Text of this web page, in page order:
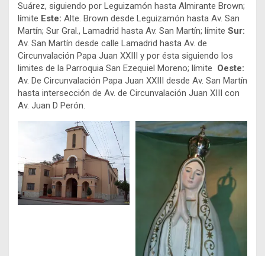
Suárez, siguiendo por Leguizamón hasta Almirante Brown;
límite Este: Alte. Brown desde Leguizamón hasta Av. San
Martín; Sur Gral., Lamadrid hasta Av. San Martín; límite Sur:
Av. San Martín desde calle Lamadrid hasta Av. de
Circunvalación Papa Juan XXIII y por ésta siguiendo los
limites de la Parroquia San Ezequiel Moreno; límite Oeste:
Av. De Circunvalación Papa Juan XXIII desde Av. San Martín
hasta intersección de Av. de Circunvalación Juan XIII con
Av. Juan D Perón.